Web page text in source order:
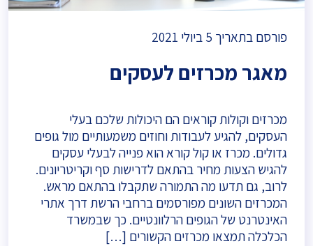
פורסם בתאריך 5 ביולי 2021
מאגר מכרזים לעסקים
מכרזים וקולות קוראים הם היכולות שלכם בעלי
העסקים, להגיע לעבודות וחוזים משמעותיים מול גופים
גדולים. מכרז או קול קורא הוא פנייה לבעלי עסקים
להגיש הצעות מחיר בהתאם לדרישות סף וקריטריונים.
לרוב, גם תדעו מה התמורה שתקבלו בהתאם מראש.
המכרזים השונים מפורסמים ברחבי הרשת דרך אתרי
האינטרנט של הגופים הרלוונטיים. כך שבמשרד
הכלכלה תמצאו מכרזים הקשורים […]